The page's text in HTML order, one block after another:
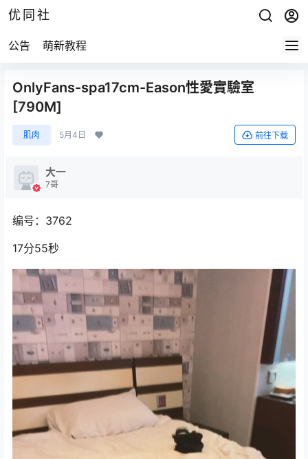
优同社
公告 萌新教程
OnlyFans-spa17cm-Eason性愛實驗室
[790M]
肌肉 5月4日 前往下载
大一
7哥
编号：3762
17分55秒